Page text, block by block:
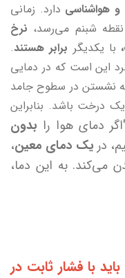
و هواشناسی دارد. زمانی
شبنم می‌رسد، نرخ
با یکدیگر برابر هستند.
این است که در دمایی
به نشستن در سطوح جامد
درخت باشد. بنابراین
اگر دمای هوا را بدون
در یک دمای معین،
می‌کند. به این دما،
با فشار ثابت در